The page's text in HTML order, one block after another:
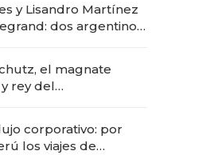
"fast premium"
y Lisandro Martínez
dos argentinos
el magnate
rey del
corporativo: por
los viajes de